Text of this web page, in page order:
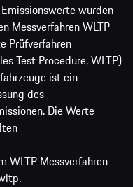
wurden
Messverfahren WLTP
Prüfverfahren
Test Procedure, WLTP)
ist ein
des
Die Werte
WLTP Messverfahren
.